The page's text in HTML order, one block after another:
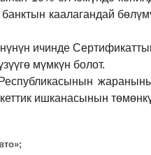
каалагандай
ичинде
мүмкүн болот.
ишканасынын